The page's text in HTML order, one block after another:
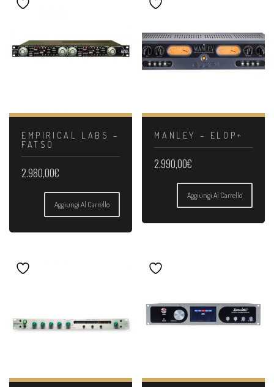
EMPIRICAL LABS –
FATSO
2.980,00€
Aggiungi Al Carrello
MANLEY – ELOP+
2.990,00€
Aggiungi Al Carrello